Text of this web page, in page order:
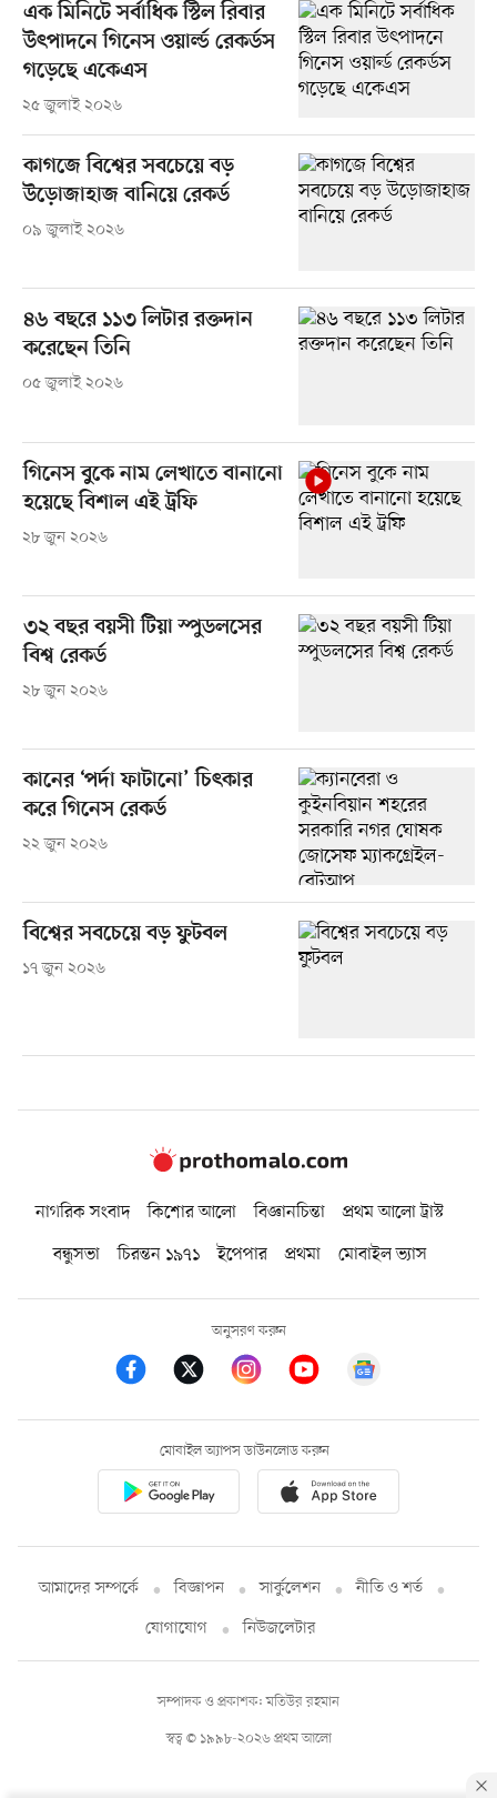
এক মিনিটে সর্বাধিক স্টিল রিবার
উৎপাদনে গিনেস ওয়ার্ল্ড রেকর্ডস
গড়েছে একেএস
২৫ জুলাই ২০২৬
কাগজে বিশ্বের সবচেয়ে বড়
উড়োজাহাজ বানিয়ে রেকর্ড
০৯ জুলাই ২০২৬
৪৬ বছরে ১১৩ লিটার রক্তদান
করেছেন তিনি
০৫ জুলাই ২০২৬
গিনেস বুকে নাম লেখাতে বানানো
হয়েছে বিশাল এই ট্রফি
২৮ জুন ২০২৬
৩২ বছর বয়সী টিয়া স্পুডলসের
বিশ্ব রেকর্ড
২৮ জুন ২০২৬
কানের ‘পর্দা ফাটানো’ চিৎকার
করে গিনেস রেকর্ড
২২ জুন ২০২৬
বিশ্বের সবচেয়ে বড় ফুটবল
১৭ জুন ২০২৬
নাগরিক সংবাদ কিশোর আলো বিজ্ঞানচিন্তা
প্রথম আলো ট্রাস্ট
বন্ধুসভা
চিরন্তন ১৯৭১ ইপেপার প্রথমা মোবাইল ভ্যাস
অনুসরণ করুন
মোবাইল অ্যাপস ডাউনলোড করুন
আমাদের সম্পর্কে বিজ্ঞাপন সার্কুলেশন
নীতি ও শর্ত
যোগাযোগ
নিউজলেটার
স্বত্ব © ১৯৯৮-২০২৬ প্রথম আলো
সম্পাদক ও প্রকাশক: মতিউর রহমান